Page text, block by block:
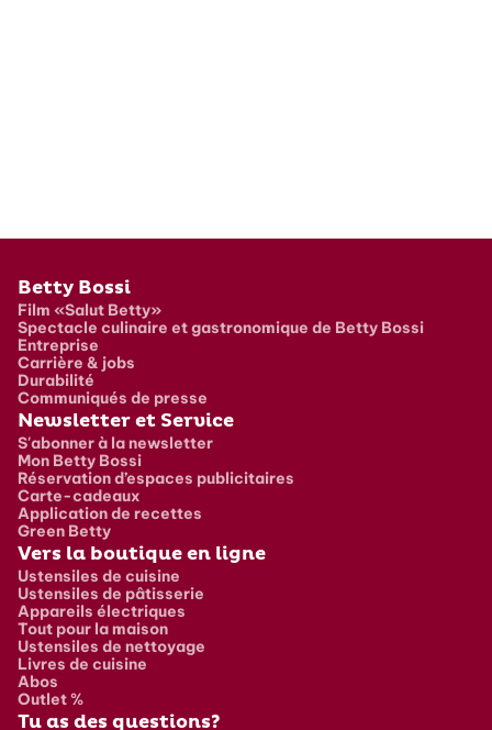
Pied de page
Betty Bossi
Film «Salut Betty»
Spectacle culinaire et gastronomique de Betty Bossi
Entreprise
Carrière & jobs
Durabilité
Communiqués de presse
Newsletter et Service
S'abonner à la newsletter
Mon Betty Bossi
Réservation d’espaces publicitaires
Carte-cadeaux
Application de recettes
Green Betty
Vers la boutique en ligne
Ustensiles de cuisine
Ustensiles de pâtisserie
Appareils électriques
Tout pour la maison
Ustensiles de nettoyage
Livres de cuisine
Abos
Outlet %
Tu as des questions?